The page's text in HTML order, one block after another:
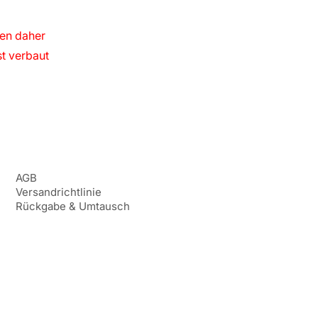
daher
verbaut
AGB
Versandrichtlinie
Rückgabe & Umtausch